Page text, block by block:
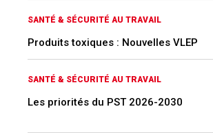
SANTÉ & SÉCURITÉ AU TRAVAIL
Produits toxiques : Nouvelles VLEP
SANTÉ & SÉCURITÉ AU TRAVAIL
Les priorités du PST 2026-2030